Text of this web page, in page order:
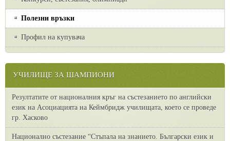
Полезни връзки
Профил на купувача
УЧИЛИЩЕ ЗА ШАМПИОНИ
Резултатите от националния кръг на състезанието по английски
език на Асоциацията на Кеймбридж училищата, което се проведе
гр. Хасково
Национално състезание “Стъпала на знанието. Български език и